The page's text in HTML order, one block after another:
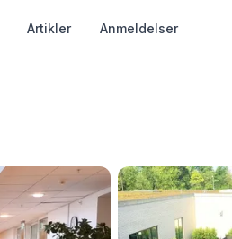
Artikler Anmeldelser